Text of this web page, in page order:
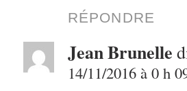
RÉPONDRE
Jean Brunelle
14/11/2016 à 0 h